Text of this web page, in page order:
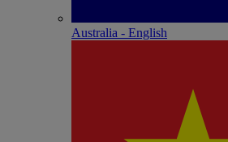
Australia - English